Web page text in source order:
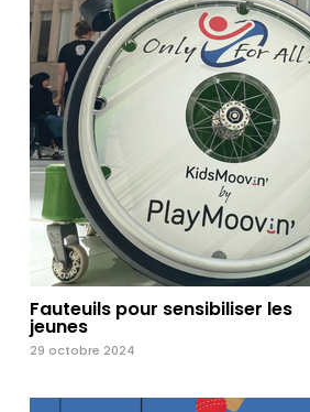
Fauteuils pour sensibiliser les
jeunes
29 octobre 2024